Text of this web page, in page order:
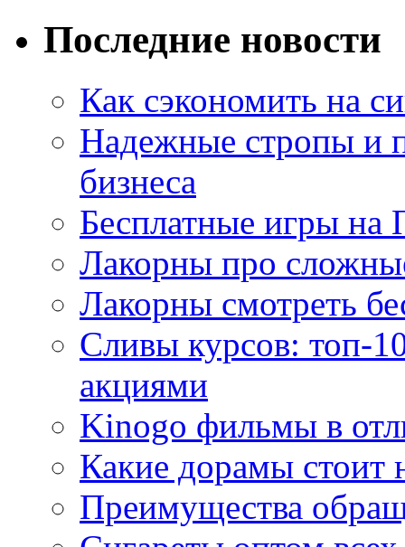
Последние новости
Как сэкономить на
Надежные стропы и
бизнеса
Бесплатные игры на
Лакорны про
Лакорны смотреть
Сливы курсов: топ-
акциями
Kinogo фильмы в
Какие дорамы стоит
Преимущества